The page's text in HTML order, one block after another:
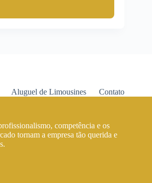
Aluguel de Limousines Contato
competência e os
tornam a empresa tão querida e